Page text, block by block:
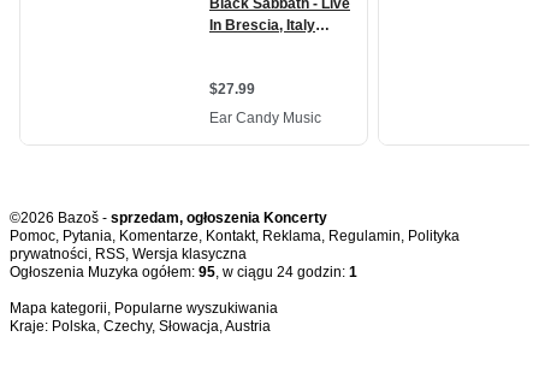
©2026 Bazoš - sprzedam, ogłoszenia Koncerty
Pomoc, Pytania, Komentarze, Kontakt, Reklama, Regulamin, Polityka
prywatności, RSS,
Ogłoszenia Muzyka ogółem: 95, w ciągu 24 godzin: 1
Mapa kategorii, Popularne wyszukiwania
Kraje: Polska, Czechy, Słowacja,Austria